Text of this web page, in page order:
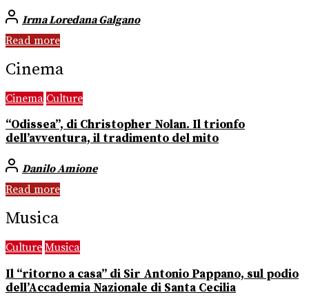
Irma Loredana Galgano
Read more
Cinema
Cinema Culture
“Odissea”, di Christopher Nolan. Il trionfo
dell’avventura, il tradimento del mito
Danilo Amione
Read more
Musica
Culture Musica
Il “ritorno a casa” di Sir Antonio Pappano, sul podio
dell’Accademia Nazionale di Santa Cecilia